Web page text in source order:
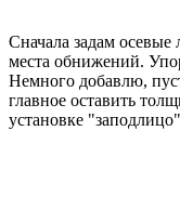
Сначала задам
места обнижений.
Немного добавлю,
главное оставить
установке